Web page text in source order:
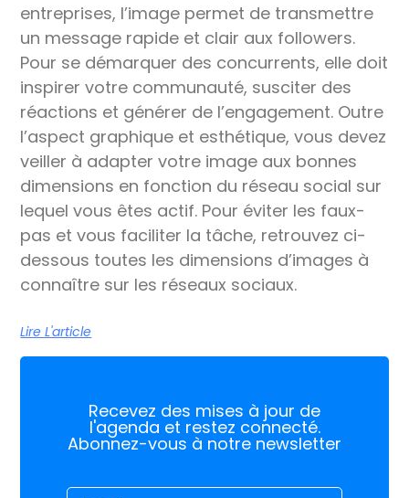
entreprises, l’image permet de transmettre
un message rapide et clair aux followers.
Pour se démarquer des concurrents, elle doit
inspirer votre communauté, susciter des
réactions et générer de l’engagement. Outre
l’aspect graphique et esthétique, vous devez
veiller à adapter votre image aux bonnes
dimensions en fonction du réseau social sur
lequel vous êtes actif. Pour éviter les faux-
pas et vous faciliter la tâche, retrouvez ci-
dessous toutes les dimensions d’images à
connaître sur les réseaux sociaux.
Lire L'article
Recevez des mises à jour de
l'agenda et restez connecté.
Abonnez-vous à notre newsletter